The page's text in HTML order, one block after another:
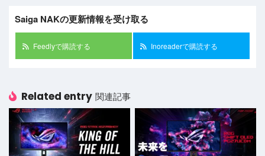
Saiga NAKの更新情報を受け取る
Feedlyで購読する Inoreaderで購読する
Related entry 関連記事